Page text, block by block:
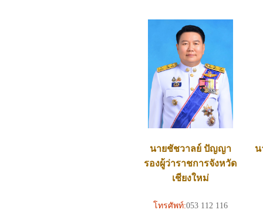
นายชัชวาลย์ ปัญญา
รองผู้ว่าราชการจังหวัด
เชียงใหม่
น
โทรศัพท์:053 112 116